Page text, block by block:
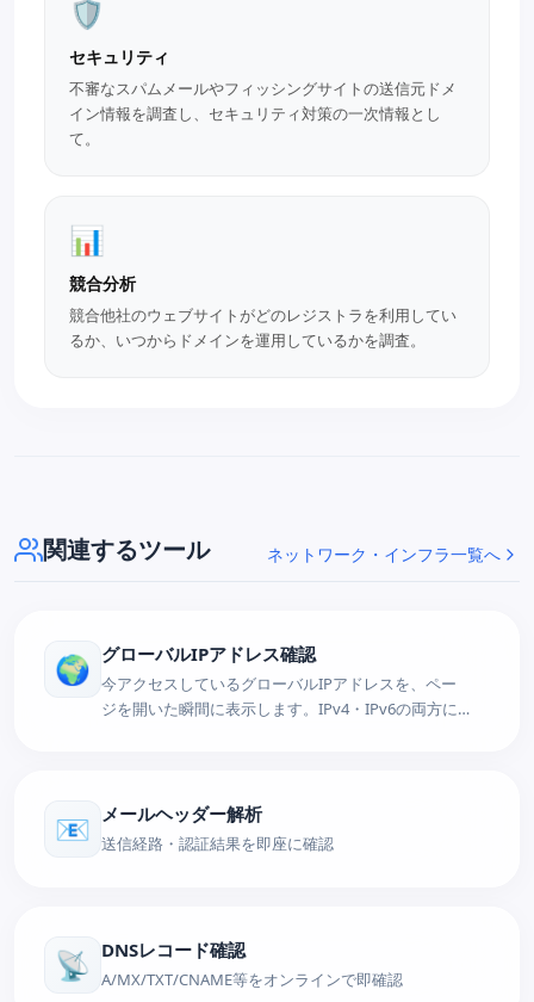
🛡️
セキュリティ
不審なスパムメールやフィッシングサイトの送信元ドメ
イン情報を調査し、セキュリティ対策の一次情報とし
て。
📊
競合分析
競合他社のウェブサイトがどのレジストラを利用してい
るか、いつからドメインを運用しているかを調査。
関連するツール ネットワーク・インフラ一覧へ
🌍 グローバルIPアドレス確認
今アクセスしているグローバルIPアドレスを、ペー
ジを開いた瞬間に表示します。IPv4・IPv6の両方に
料。
📧 メールヘッダー解析
送信経路・認証結果を即座に確認
📡 DNSレコード確認
A/MX/TXT/CNAME等をオンラインで即確認